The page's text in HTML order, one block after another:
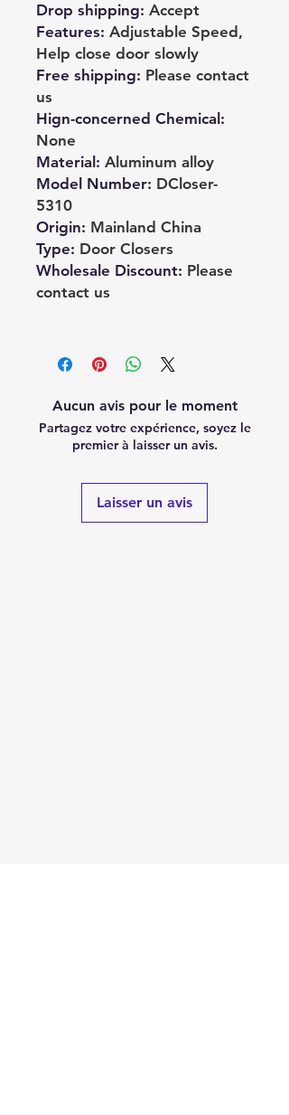
Drop shipping: Accept
Features: Adjustable Speed,
Help close door slowly
Free shipping: Please contact
us
Hign-concerned Chemical :
None
Material : Aluminum alloy
Model Number: DCloser-
5310
Origin: Mainland China
Type: Door Closers
Wholesale Discount: Please
contact us
Aucun avis pour le moment
Partagez votre expérience, soyez le
premier à laisser un avis.
Laisser un avis